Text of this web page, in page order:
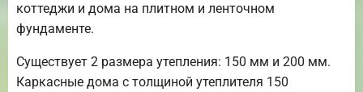
коттеджи и дома на плитном и ленточном
фундаменте.
Существует 2 размера утепления: 150 мм и 200 мм.
Каркасные дома с толщиной утеплителя 150